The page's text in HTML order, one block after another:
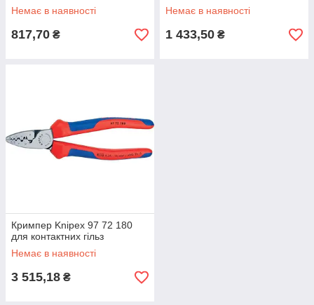
Немає в наявності
817,70 ₴
Немає в наявності
1 433,50 ₴
Кримпер Knipex 97 72 180
для контактних гільз
Немає в наявності
3 515,18 ₴